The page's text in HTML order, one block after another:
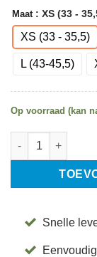
Maat : XS (33 -
XS (33 - 35,5)
L (43-45,5)
Op voorraad (kan
Antislip Sokken
Snelle